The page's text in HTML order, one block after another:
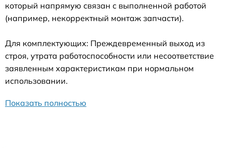
который напрямую связан с выполненной работой
(например, некорректный монтаж запчасти).
Для комплектующих: Преждевременный выход из
строя, утрата работоспособности или несоответствие
заявленным характеристикам при нормальном
использовании.
Показать полностью